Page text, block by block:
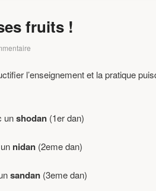
fruits !
l’enseignement et la pratique
unshodan (1er dan)
nidan (2eme dan)
sandan(3eme dan)